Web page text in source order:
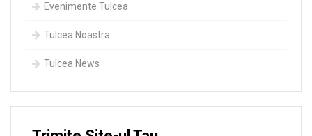
Evenimente Tulcea
Tulcea Noastra
Tulcea News